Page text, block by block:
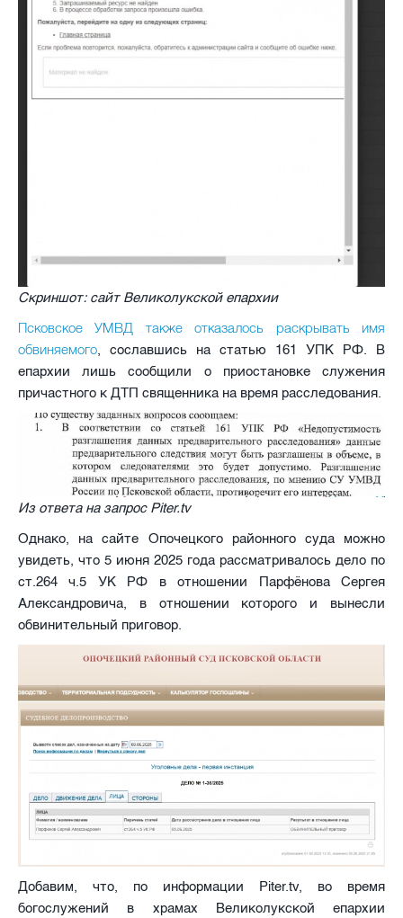
Скриншот: сайт Великолукской епархии
Псковское УМВД также отказалось раскрывать имя
обвиняемого, сославшись на статью 161 УПК РФ. В
епархии лишь сообщили о приостановке служения
причастного к ДТП священника на время расследования.
Из ответа на запрос Piter.tv
Однако, на сайте Опочецкого районного суда можно
увидеть, что 5 июня 2025 года рассматривалось дело по
ст.264 ч.5 УК РФ в отношении Парфёнова Сергея
Александровича, в отношении которого и вынесли
обвинительный приговор.
Добавим, что, по информации Piter.tv, во время
богослужений в храмах Великолукской епархии